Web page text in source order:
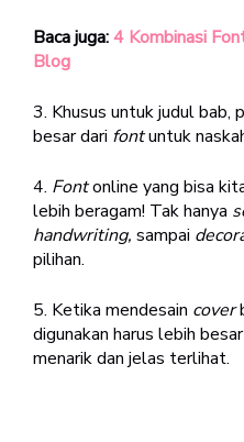
Baca juga:4 Kombinasi
Blog
3. Khusus untuk judul bab,
besar dari fontuntuk
4. Fontonline yang bisa
lebih beragam! Tak hanya
handwriting, sampai
pilihan.
5. Ketika mendesain cover
digunakan harus lebih
menarik dan jelas terlihat.